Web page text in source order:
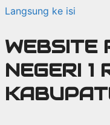
Langsung ke isi
WEBSITE
NEGERI 1